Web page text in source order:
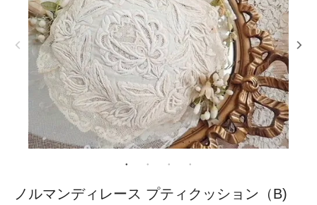
ノルマンディレース プティクッション（B)